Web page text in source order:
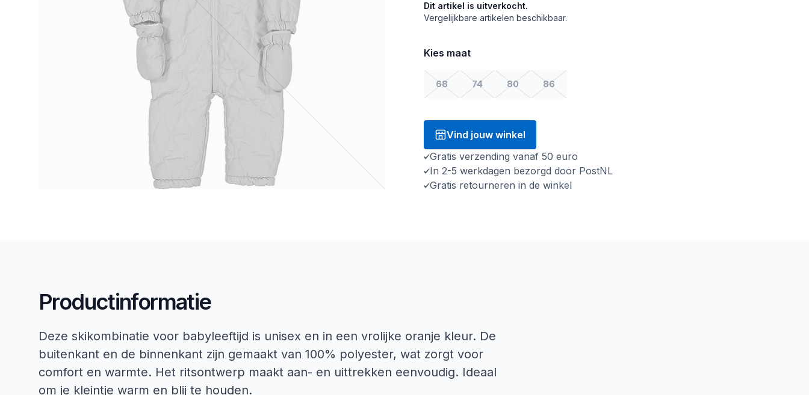
Dit artikel is uitverkocht.
Vergelijkbare artikelen beschikbaar.
Kies maat
68 74 80 86
Vind jouw winkel
Gratis verzending vanaf 50 euro
In 2-5 werkdagen bezorgd door PostNL
Gratis retourneren in de winkel
Productinformatie
Deze skikombinatie voor babyleeftijd is unisex en in een vrolijke oranje kleur. De
buitenkant en de binnenkant zijn gemaakt van 100% polyester, wat zorgt voor
comfort en warmte. Het ritsontwerp maakt aan- en uittrekken eenvoudig. Ideaal
om je kleintje warm en blij te houden.